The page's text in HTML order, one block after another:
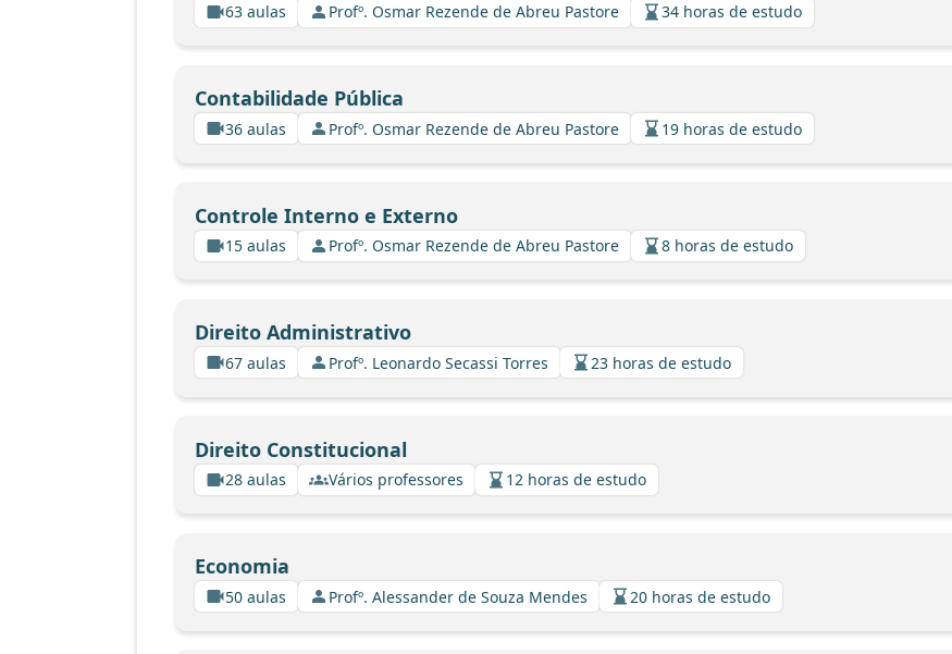
63 aulas Profº. Osmar Rezende de Abreu Pastore 34 horas de estudo
Contabilidade Pública
36 aulas Profº. Osmar Rezende de Abreu Pastore 19 horas de estudo
Controle Interno e Externo
15 aulas Profº. Osmar Rezende de Abreu Pastore 8 horas de estudo
Direito Administrativo
67 aulas Profº. Leonardo Secassi Torres 23 horas de estudo
Direito Constitucional
28 aulas Vários professores 12 horas de estudo
Economia
50 aulas Profº. Alessander de Souza Mendes 20 horas de estudo